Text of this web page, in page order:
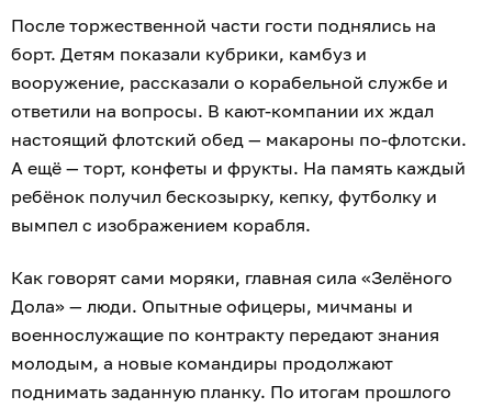
После торжественной части гости поднялись на
борт. Детям показали кубрики, камбуз и
вооружение, рассказали о корабельной службе и
ответили на вопросы. В кают-компании их ждал
настоящий флотский обед — макароны по-флотски.
А ещё — торт, конфеты и фрукты. На память каждый
ребёнок получил бескозырку, кепку, футболку и
вымпел с изображением корабля.
Как говорят сами моряки, главная сила «Зелёного
Дола» — люди. Опытные офицеры, мичманы и
военнослужащие по контракту передают знания
молодым, а новые командиры продолжают
поднимать заданную планку. По итогам прошлого